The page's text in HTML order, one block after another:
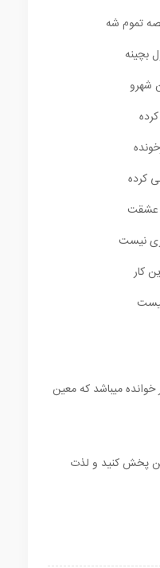
تموم شه
بچینه
شهرو
کرده
عشقت
نیست
کار
خوانده میباشد که معین
پخش کنید و لذت